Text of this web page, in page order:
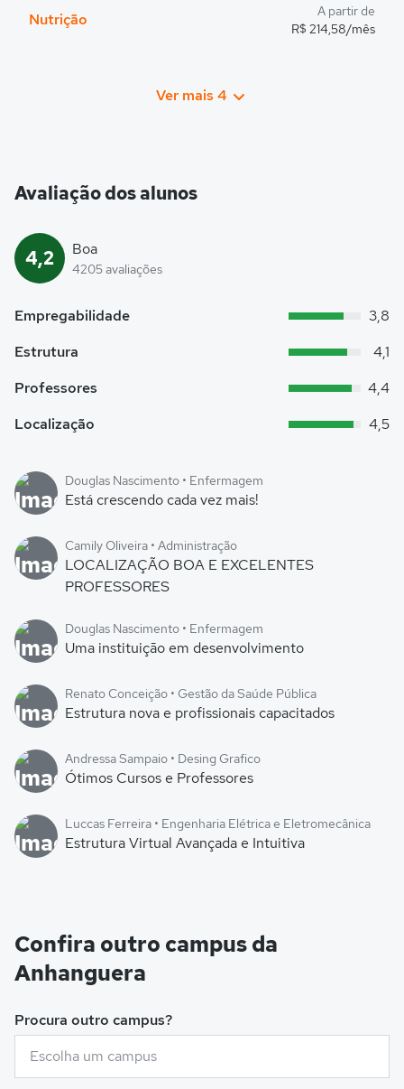
Nutrição
A partir de
R$ 214,58/mês
Ver mais 4
Avaliação dos alunos
4,2 Boa
4205 avaliações
Empregabilidade
3,8
Estrutura
4,1
Professores
4,4
Localização
4,5
Douglas Nascimento • Enfermagem
Está crescendo cada vez mais!
Camily Oliveira • Administração
LOCALIZAÇÃO BOA E EXCELENTES
PROFESSORES
Douglas Nascimento • Enfermagem
Uma instituição em desenvolvimento
Renato Conceição • Gestão da Saúde Pública
Estrutura nova e profissionais capacitados
Andressa Sampaio • Desing Grafico
Ótimos Cursos e Professores
Luccas Ferreira • Engenharia Elétrica e Eletromecânica
Estrutura Virtual Avançada e Intuitiva
Confira outro campus da
Anhanguera
Procura outro campus?